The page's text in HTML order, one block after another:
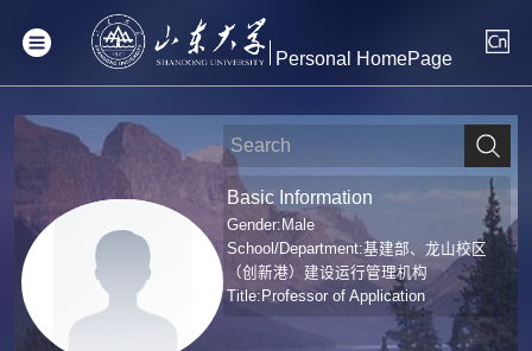
Personal HomePage
Basic Information
Gender:Male
School/Department:基建部、龙山校区
（创新港）建设运行管理机构
Title:Professor of Application